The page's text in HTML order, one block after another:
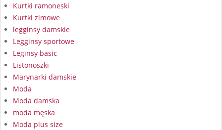
Kurtki ramoneski
Kurtki zimowe
legginsy damskie
Legginsy sportowe
Leginsy basic
Listonoszki
Marynarki damskie
Moda
Moda damska
moda męska
Moda plus size